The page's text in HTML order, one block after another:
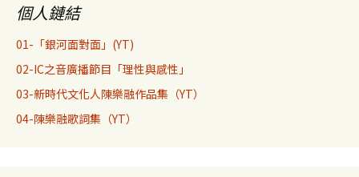
個人鏈結
01-「銀河面對面」(YT)
02-IC之音廣播節目「理性與感性」
03-新時代文化人陳樂融作品集（YT）
04-陳樂融歌詞集（YT）